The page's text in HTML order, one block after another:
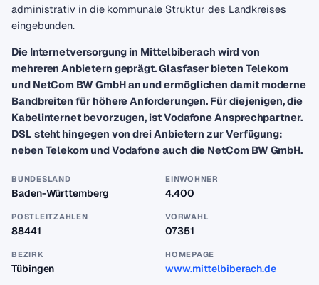
administrativ in die kommunale Struktur des Landkreises
eingebunden.
Die Internetversorgung in Mittelbiberach wird von
mehreren Anbietern geprägt. Glasfaser bieten Telekom
und NetCom BW GmbH an und ermöglichen damit moderne
Bandbreiten für höhere Anforderungen. Für diejenigen, die
Kabelinternet bevorzugen, ist Vodafone Ansprechpartner.
DSL steht hingegen von drei Anbietern zur Verfügung:
neben Telekom und Vodafone auch die NetCom BW GmbH.
BUNDESLAND
Baden-Württemberg
EINWOHNER
4.400
POSTLEITZAHLEN
88441
VORWAHL
07351
BEZIRK
Tübingen
HOMEPAGE
www.mittelbiberach.de